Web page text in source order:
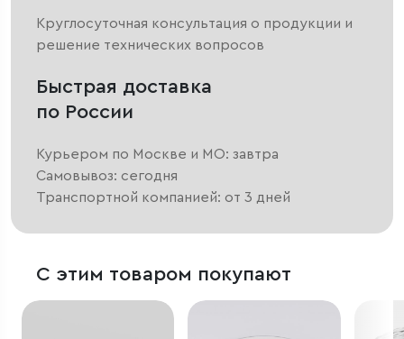
Круглосуточная консультация о продукции и
решение технических вопросов
Быстрая доставка
по России
Курьером по Москве и МО: завтра
Самовывоз: сегодня
Транспортной компанией: от 3 дней
С этим товаром покупают